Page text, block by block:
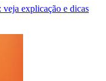
explicação e dicas